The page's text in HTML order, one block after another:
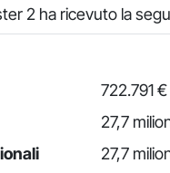
2 ha ricevuto la
722.791 €
27,7
27,7